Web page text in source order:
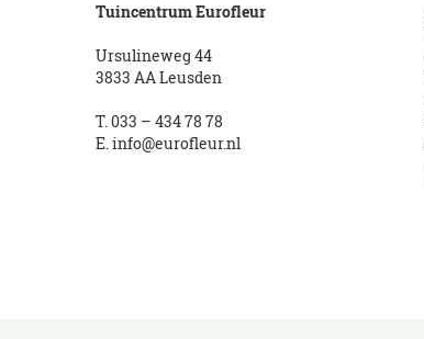
Tuincentrum Eurofleur
Ursulineweg 44
3833 AA Leusden
T.033 – 434 78 78
E.info@eurofleur.nl